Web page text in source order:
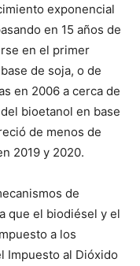
exponencial
en 15 años de
en el primer
de soja, o de
en 2006 a cerca de
bioetanol en base
de menos de
2019 y 2020.
de
que el biodiésel y el
a los
Impuesto al Dióxido